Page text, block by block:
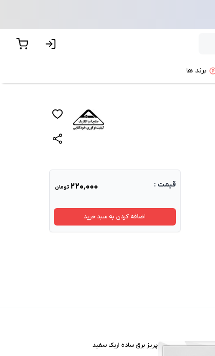
برند ها
قیمت : ۲۲۰٬۰۰۰ تومان
اضافه کردن به سبد خرید
پریز برق ساده اریک سفید